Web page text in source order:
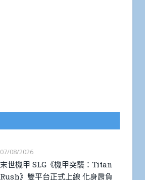
07/08/2026
末世機甲 SLG《機甲突襲：Titan
Rush》雙平台正式上線 化身肩負